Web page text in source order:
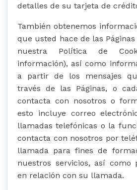
detalles de su tarjeta de
También obtenemos
que usted hace de las
nuestra Política de
información), así como
a partir de los mensajes
través de las Páginas, o
contacta con nosotros o
esto incluye correo
llamadas telefónicas o la
contacta con nosotros por
llamada para fines de
nuestros servicios, así como
en relación con su llamada.